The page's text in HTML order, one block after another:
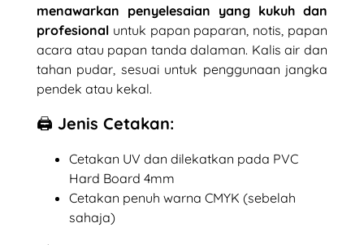
menawarkan penyelesaian yang kukuh dan
profesional untuk papan paparan, notis, papan
acara atau papan tanda dalaman. Kalis air dan
tahan pudar, sesuai untuk penggunaan jangka
pendek atau kekal.
🖨️ Jenis Cetakan:
Cetakan UV dan dilekatkan pada PVC
Hard Board 4mm
Cetakan penuh warna CMYK (sebelah
sahaja)